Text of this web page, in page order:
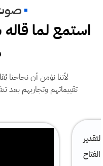
استمع لما
لأننا نؤمن أن نجاحنا
تقييماتهم وتجاربهم بعد